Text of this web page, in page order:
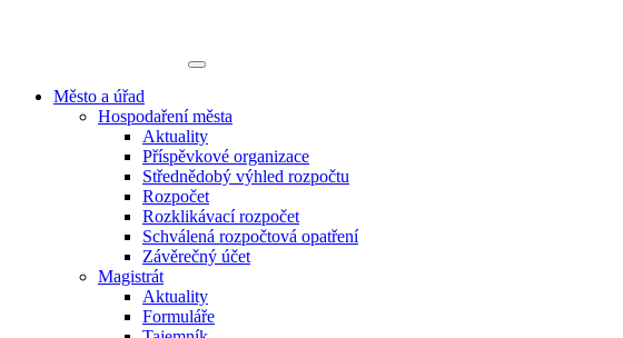
Město a úřad
Hospodaření města
Aktuality
Příspěvkové organizace
Střednědobý výhled rozpočtu
Rozpočet
Rozklikávací rozpočet
Schválená rozpočtová opatření
Závěrečný účet
Magistrát
Aktuality
Formuláře